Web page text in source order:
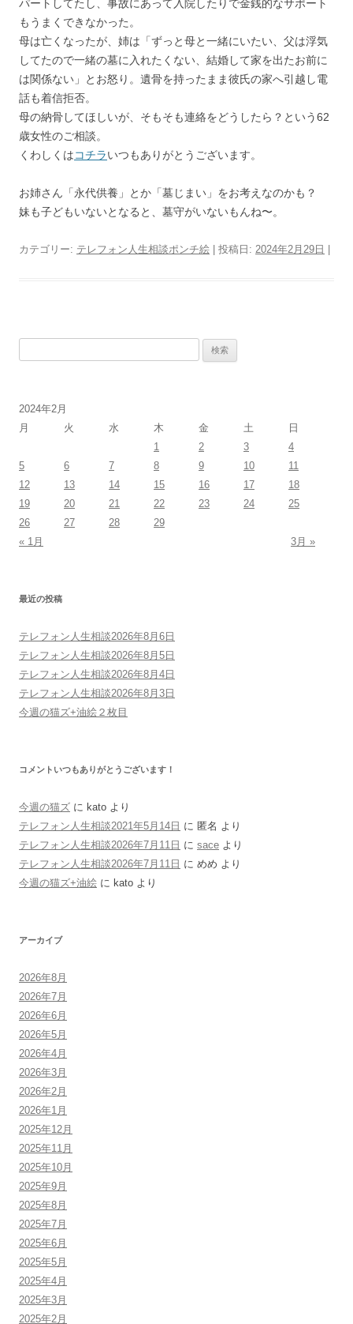
パートしてたし、事故にあって入院したりで金銭的なサポート
もうまくできなかった。
母は亡くなったが、姉は「ずっと母と一緒にいたい、父は浮気
してたので一緒の墓に入れたくない、結婚して家を出たお前に
は関係ない」とお怒り。遺骨を持ったまま彼氏の家へ引越し電
話も着信拒否。
母の納骨してほしいが、そもそも連絡をどうしたら？という62
歳女性のご相談。
くわしくはコチラいつもありがとうございます。
お姉さん「永代供養」とか「墓じまい」をお考えなのかも？
妹も子どもいないとなると、墓守がいないもんね〜。
カテゴリー: テレフォン人生相談ポンチ絵 | 投稿日: 2024年2月29日
2024年2月
月
火 水 木 金 土
日
1
2 3
4
5
6 7 8 9 10
11
12
13 14 15 16 17
18
19
20 21 22 23 24
25
26
27 28
29
« 1月
3月 »
最近の投稿
テレフォン人生相談2026年8月6日
テレフォン人生相談2026年8月5日
テレフォン人生相談2026年8月4日
テレフォン人生相談2026年8月3日
今週の猫ズ+油絵２枚目
コメントいつもありがとうございます！
今週の猫ズ に kato より
テレフォン人生相談2021年5月14日 に 匿名 より
テレフォン人生相談2026年7月11日 に sace より
テレフォン人生相談2026年7月11日 に めめ より
今週の猫ズ+油絵 に kato より
アーカイブ
2026年8月
2026年7月
2026年6月
2026年5月
2026年4月
2026年3月
2026年2月
2026年1月
2025年12月
2025年11月
2025年10月
2025年9月
2025年8月
2025年7月
2025年6月
2025年5月
2025年4月
2025年3月
2025年2月